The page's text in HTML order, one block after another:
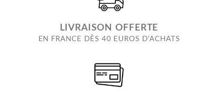
LIVRAISON OFFERTE
EN FRANCE DÈS 40 EUROS D'ACHATS